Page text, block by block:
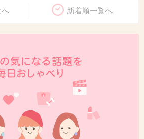
へ 新着順一覧へ